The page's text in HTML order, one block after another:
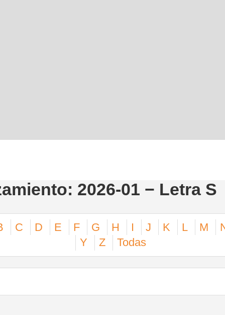
2026-01 − Letra S
C D E F G H I J K L M
Y
Z Todas